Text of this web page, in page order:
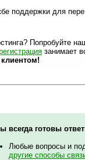
поддержки для
Попробуйте
занимает
всегда готовы
Любые вопросы и
другие способы